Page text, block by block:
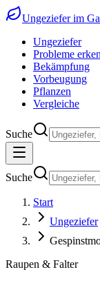
Ungeziefer im
Ungeziefer
Probleme
Bekämpfung
Vorbeugung
Pflanzen
Vergleiche
Suche
Suche
Start
Ungeziefer
Raupen & Falter